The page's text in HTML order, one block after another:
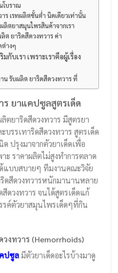
โบราณ
ร เรทผลิตขั้นต่ำ นิดเดียวเท่านั้น
ลิตยาสมุนไพรสินค้าจากเรา
ต ยาริดสีดวงทวาร ค่า
างๆ
กับเรา เพราะเราคือผู้เรื่อง
าน รับผลิต ยาริดสีดวงทวาร ที่
ร ยาแคปซูลสูตรเด็ด
ตยาริดสีดวงทวาร มีสูตรยา
รรเทาริดสีดวงทวาร สูตรเด็ด
ปรุงมาจากตัวยาเด็ดเพื่อ
ะ ราคาผลิตไม่สูงทำการตลาด
แบบสบายๆ ทีมงานคณะวิจัย
ดสีดวงทวารหนักมานานหลาย
ดวงทวาร จนได้สูตรเด็ดแก้
รค์ตัวยาสมุนไพรเด็ดๆที่กิน
งทวาร (Hemorrhoids)
ปซูลมีตัวยาเด็ดอะไรบ้างมาดู